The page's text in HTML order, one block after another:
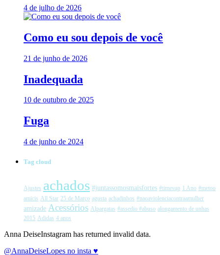
4 de julho de 2026
Como eu sou depois de você
21 de junho de 2026
Inadequada
10 de outubro de 2025
Fuga
4 de junho de 2024
Tag cloud
Ajustes achados #juntassomosmaisfortes #timesup 1 Ano #metoo
amicis All Star 25 de Março agusta achadinhos #naoaviolenciacontraamulher
amizade Acessórios Alpargatas #assedio #abuso alongamento de unhas
2015 Adidas 4 anos
Anna DeiseInstagram has returned invalid data.
@AnnaDeiseLopes no insta ♥